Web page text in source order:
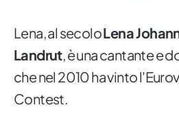
Lena, al secoloLena
Landrut, è una cantante e
che nel 2010 ha vinto
Contest.